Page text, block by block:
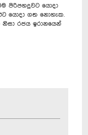
පිරිපහදුවට යොදා
යොදා ගත නොහැක.
රජය ඉරානයෙන්